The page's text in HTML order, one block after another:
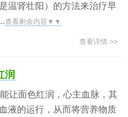
温肾壮阳）的方法来治疗早
查看剩余内容▼▼
查看详情 >>
润
让面色红润，心主血脉，其
液的运行，从而将营养物质